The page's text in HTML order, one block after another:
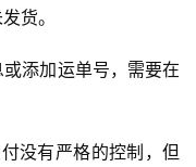
货。
添加运单号，需要在
没有严格的控制，但